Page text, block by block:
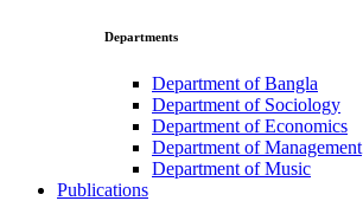
Departments
Department of Bangla
Department of Sociology
Department of Economics
Department of Management
Department of Music
Publications